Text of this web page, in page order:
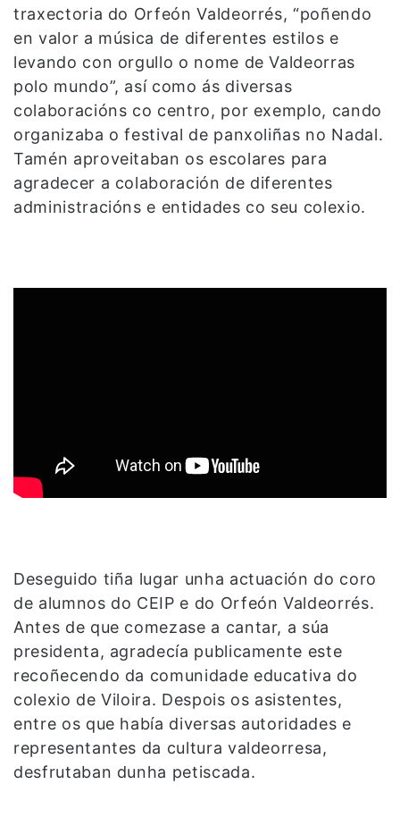
traxectoria do Orfeón Valdeorrés, “poñendo
en valor a música de diferentes estilos e
levando con orgullo o nome de Valdeorras
polo mundo”, así como ás diversas
colaboracións co centro, por exemplo, cando
organizaba o festival de panxoliñas no Nadal.
Tamén aproveitaban os escolares para
agradecer a colaboración de diferentes
administracións e entidades co seu colexio.
Deseguido tiña lugar unha actuación do coro
de alumnos do CEIP e do Orfeón Valdeorrés.
Antes de que comezase a cantar, a súa
presidenta, agradecía publicamente este
recoñecendo da comunidade educativa do
colexio de Viloira. Despois os asistentes,
entre os que había diversas autoridades e
representantes da cultura valdeorresa,
desfrutaban dunha petiscada.